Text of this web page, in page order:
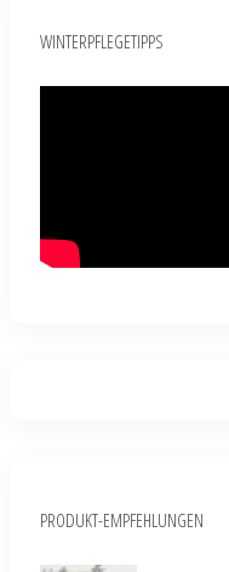
WINTERPFLEGETIPPS
PRODUKT-EMPFEHLUNGEN